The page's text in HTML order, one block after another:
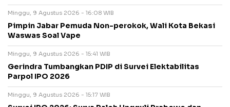
Minggu, 9 Agustus 2026 - 16:08 WIB
Pimpin Jabar Pemuda Non-perokok, Wali Kota Bekasi
Waswas Soal Vape
Minggu, 9 Agustus 2026 - 15:41 WIB
Gerindra Tumbangkan PDIP di Survei Elektabilitas
Parpol IPO 2026
Minggu, 9 Agustus 2026 - 15:17 WIB